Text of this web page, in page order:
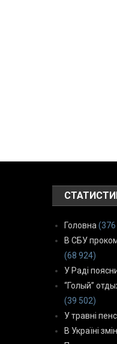
Головна
В СБУ
(68 924)
У Раді
“Голый”
(39 502)
У травні
В Україні